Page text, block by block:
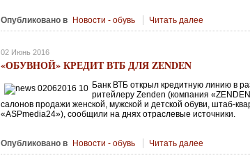
Опубликовано в Новости - обувь Читать далее
02 Июнь 2016
«ОБУВНОЙ» КРЕДИТ ВТБ ДЛЯ ZENDEN
Банк ВТБ открыл кредитную линию в
ритейлеру Zenden (компания
салонов продажи женской, мужской и детской обуви, штаб-
«ASPmedia24»), сообщили на днях отраслевые источники.
Опубликовано в Новости - обувь Читать далее